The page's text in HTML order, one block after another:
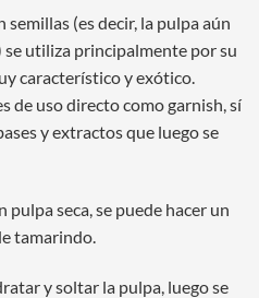
(es decir, la pulpa aún
se utiliza principalmente por su
característico y exótico.
de uso directo como garnish, sí
y extractos que luego se
seca, se puede hacer un
tamarindo.
y soltar la pulpa, luego se